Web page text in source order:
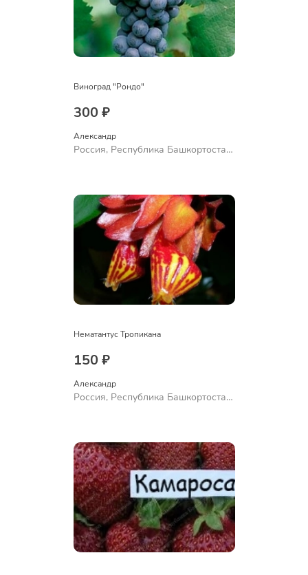
Виноград "Рондо"
300 ₽
Александр
Россия, Республика Башкортостан,
Нематантус Тропикана
150 ₽
Александр
Россия, Республика Башкортостан,